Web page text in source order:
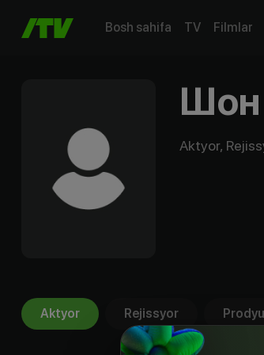
Bosh sahifa TV Filmlar
Шон
Aktyor,
Aktyor Rejissyor